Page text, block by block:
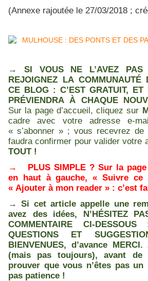
(Annexe rajoutée le 27/03/2018 ;
→
SI VOUS NE L’AVEZ PAS
REJOIGNEZ LA COMMUNAUTÉ
CE BLOG : C’EST GRATUIT,
PRÉVIENDRA À CHAQUE
Sur la page d’accueil, cliquez sur
cadre avec votre adresse e-
« s’abonner » ; vous recevrez de
faudra confirmer pour valider votre
TOUT !
→
PLUS SIMPLE ? Sur la page
en haut à gauche, « Suivre ce
« Ajouter à mon reader » : c’est
→ Si cet article appelle une
avez des idées, N’HÉSITEZ
COMMENTAIRE CI-
QUESTIONS ET
BIENVENUES, d’avance
(mais pas toujours), avant de
prouver que vous n’êtes pas
pas patience !